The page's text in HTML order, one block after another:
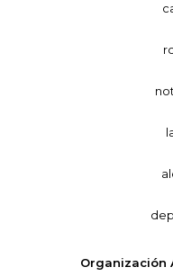
Organización